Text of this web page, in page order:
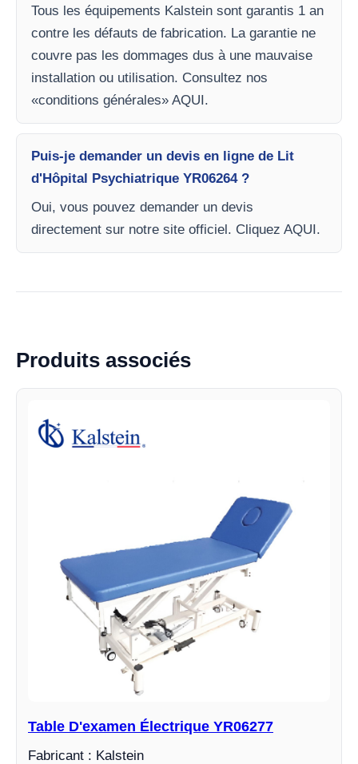
Tous les équipements Kalstein sont garantis 1 an
contre les défauts de fabrication. La garantie ne
couvre pas les dommages dus à une mauvaise
installation ou utilisation. Consultez nos
«conditions générales» AQUI.
Puis-je demander un devis en ligne de Lit
d'Hôpital Psychiatrique YR06264 ?
Oui, vous pouvez demander un devis
directement sur notre site officiel. Cliquez AQUI.
Produits associés
Table D'examen Électrique YR06277
Fabricant : Kalstein